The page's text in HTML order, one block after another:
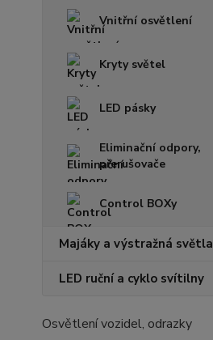
Vnitřní osvětlení
Kryty světel
LED pásky
Eliminační odpory,
přerušovače
Control BOXy
Majáky a výstražná světla
LED ruční a cyklo svítilny
Osvětlení vozidel, odrazky